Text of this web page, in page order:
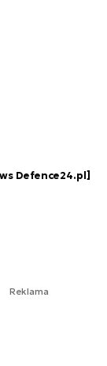
Defence24.pl]
Reklama